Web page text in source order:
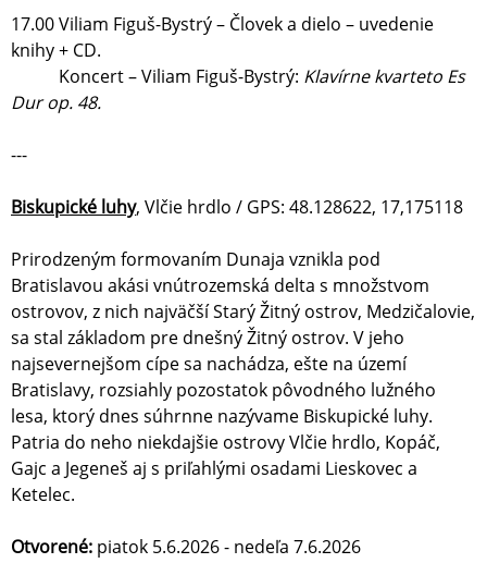
17.00 Viliam Figuš-Bystrý – Človek a dielo – uvedenie
knihy + CD.
Koncert – Viliam Figuš-Bystrý: Klavírne kvarteto Es
Dur op. 48.
---
Biskupické luhy, Vlčie hrdlo / GPS: 48.128622, 17,175118
Prirodzeným formovaním Dunaja vznikla pod
Bratislavou akási vnútrozemská delta s množstvom
ostrovov, z nich najväčší Starý Žitný ostrov, Medzičalovie,
sa stal základom pre dnešný Žitný ostrov. V jeho
najsevernejšom cípe sa nachádza, ešte na území
Bratislavy, rozsiahly pozostatok pôvodného lužného
lesa, ktorý dnes súhrnne nazývame Biskupické luhy.
Patria do neho niekdajšie ostrovy Vlčie hrdlo, Kopáč,
Gajc a Jegeneš aj s priľahlými osadami Lieskovec a
Ketelec.
Otvorené: piatok 5.6.2026 - nedeľa 7.6.2026